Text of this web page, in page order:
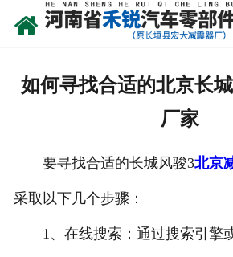
如何寻找合适的北京长
厂家
要寻找合适的长城风骏3北京
采取以下几个步骤：
1、在线搜索：通过搜索引擎